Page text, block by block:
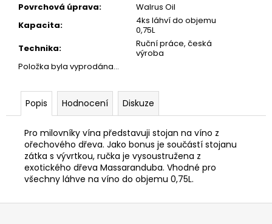
Povrchová úprava:
Walrus Oil
Kapacita:
4ks láhví do objemu
0,75L
Technika:
Ruční práce, česká
výroba
Položka byla vyprodána…
Popis Hodnocení Diskuze
Pro milovníky vína představuji stojan na víno z
ořechového dřeva. Jako bonus je součástí stojanu
zátka s vývrtkou, ručka je vysoustružena z
exotického dřeva Massaranduba. Vhodné pro
všechny láhve na víno do objemu 0,75L.
300
Kč
Původně:
700
Kč
Z